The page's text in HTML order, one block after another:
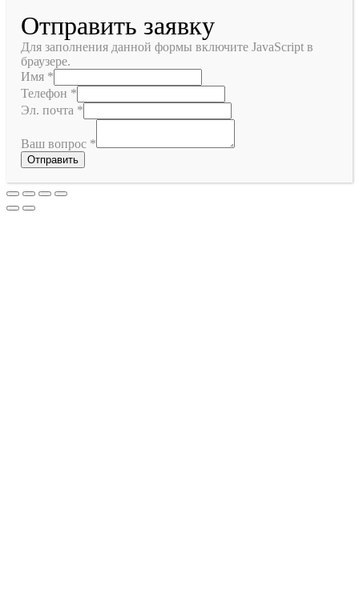
Отправить заявку
Для заполнения данной формы включите JavaScript в
браузере.
Имя *
Телефон *
Эл. почта *
Ваш вопрос *
Отправить